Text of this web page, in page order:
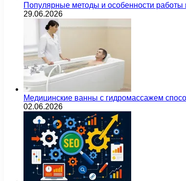
Популярные методы и особенности работы
29.06.2026
Медицинские ванны с гидромассажем
02.06.2026